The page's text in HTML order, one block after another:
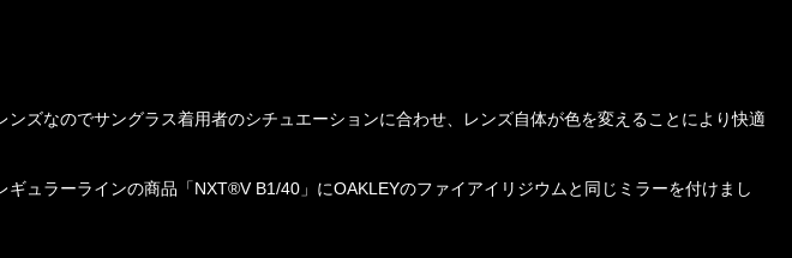
ンズなのでサングラス着用者のシチュエーションに合わせ、レンズ自体が色を変えることにより快適
ュラーラインの商品「NXT®V B1/40」にOAKLEYのファイアイリジウムと同じミラーを付けまし